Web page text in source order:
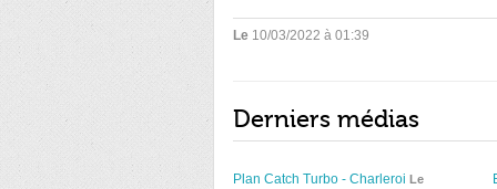
Le 10/03/2022 à 01:39
Derniers médias
Plan Catch Turbo - Charleroi Le